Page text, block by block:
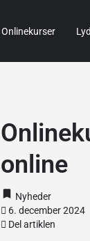
Onlinekurser
online
Nyheder
6. december 2024
Del artiklen